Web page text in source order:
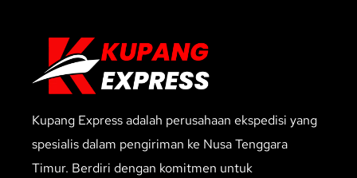
Kupang Express adalah perusahaan ekspedisi yang
spesialis dalam pengiriman ke Nusa Tenggara
Timur. Berdiri dengan komitmen untuk